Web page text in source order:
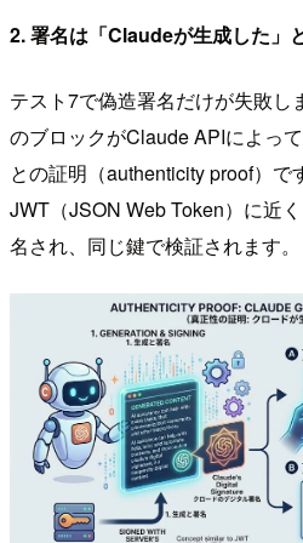
2. 署名は「Claudeが生成した」
テスト7で偽造署名だけが失敗し
のブロックがClaude APIによっ
との証明（authenticity proof）で
JWT（JSON Web Token）に近
名され、同じ鍵で検証されます。